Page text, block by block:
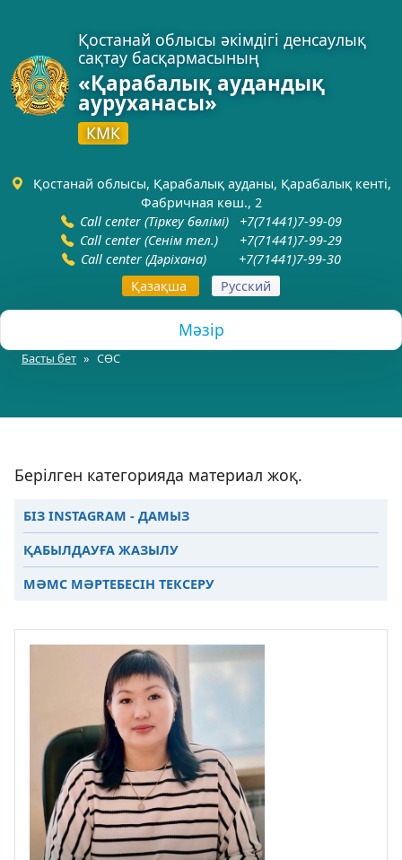
Қостанай облысы әкімдігі денсаулық
сақтау басқармасының
«Қарабалық аудандық
ауруханасы»
КМК
Қостанай облысы, Қарабалық ауданы, Қарабалық кенті,
Фабричная көш., 2
Сall center (Тіркеу бөлімі) +7(71441)7-99-09
Сall center (Сенім тел.) +7(71441)7-99-29
Сall center (Дәріхана) +7(71441)7-99-30
Қазақша
Русский
Мәзір
Басты бет СӨС
БІЗ INSTAGRAM - ДАМЫЗ
ҚАБЫЛДАУҒА ЖАЗЫЛУ
МӘМС МӘРТЕБЕСІН ТЕКСЕРУ
Берілген категорияда материал жоқ.